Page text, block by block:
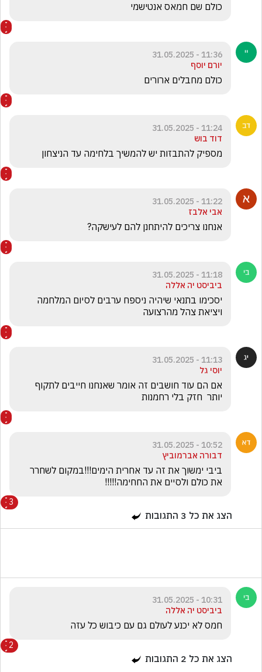
כולם שם חמאס אנטישמי
11:36 - 31.05.2025
יורם יוסף
כולם מחבלים ארורים
11:24 - 31.05.2025
דוד בוש
מספיק להתבזות יש להמשיך בלחימה עד הניצחון
11:22 - 31.05.2025
אבי אלבז
אנחנו צריכים להיתחנן להם לעישקה?
11:18 - 31.05.2025
ביביסט יה אללה
ויציאת צהל מהרצועה
11:13 - 31.05.2025
יוסי גל
יותר  חזק בלי רחמנות
10:52 - 31.05.2025
דבורה אברמוביץ
את כולם ולסיים את החחימה!!!!!
3
הצג את כל 3 התגובות
10:31 - 31.05.2025
ביביסט יה אללה
חמס לא יכנע לעולם גם עם כיבוש כל עזה
2
הצג את כל 2 התגובות